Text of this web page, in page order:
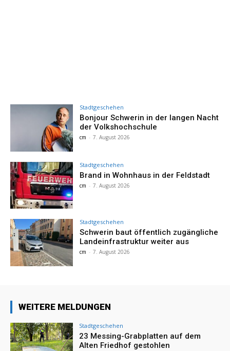
Stadtgeschehen
Bonjour Schwerin in der langen Nacht
der Volkshochschule
cm - 7. August 2026
Stadtgeschehen
Brand in Wohnhaus in der Feldstadt
cm - 7. August 2026
Stadtgeschehen
Schwerin baut öffentlich zugängliche
Landeinfrastruktur weiter aus
cm - 7. August 2026
WEITERE MELDUNGEN
Stadtgeschehen
23 Messing-Grabplatten auf dem
Alten Friedhof gestohlen